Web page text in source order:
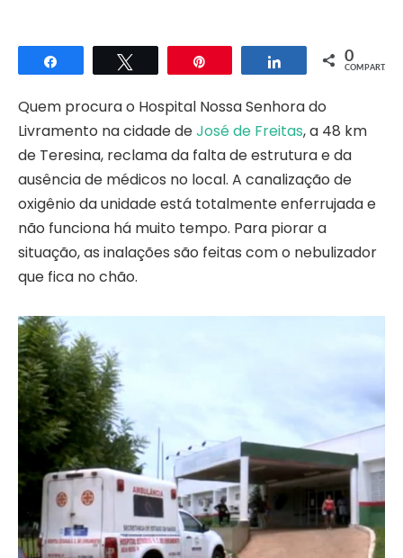
Compartilhar Compartilhar
0
COMPART.
Quem procura o Hospital Nossa Senhora do
Livramento na cidade deJosé de Freitas, a 48 km
de Teresina, reclama da falta de estrutura e da
ausência de médicos no local. A canalização de
oxigênio da unidade está totalmente enferrujada e
não funciona há muito tempo. Para piorar a
situação, as inalações são feitas com o nebulizador
que fica no chão.